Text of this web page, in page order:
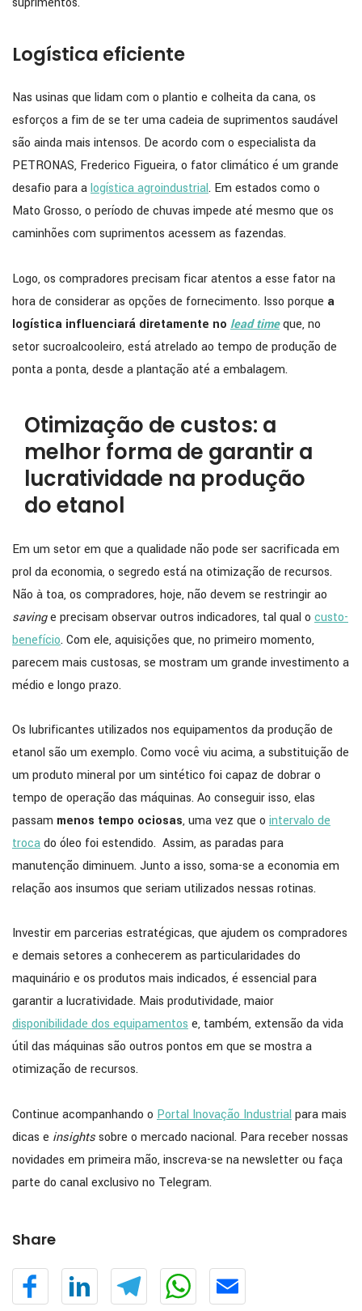
Logística eficiente
Nas usinas que lidam com o plantio e colheita da cana, os
esforços a fim de se ter uma cadeia de suprimentos saudável
são ainda mais intensos. De acordo com o especialista da
PETRONAS, Frederico Figueira, o fator climático é um grande
desafio para alogística agroindustrial. Em estados como o
Mato Grosso, o período de chuvas impede até mesmo que os
caminhões com suprimentos acessem as fazendas.
Logo, os compradores precisam ficar atentos a esse fator na
hora de considerar as opções de fornecimento. Isso porque a
logística influenciará diretamente no lead timeque, no
setor sucroalcooleiro, está atrelado ao tempo de produção de
ponta a ponta, desde a plantação até a embalagem.
Otimização de custos: a
melhor forma de garantir a
lucratividade na produção
do etanol
Em um setor em que a qualidade não pode ser sacrificada em
prol da economia, o segredo está na otimização de recursos.
Não à toa, os compradores, hoje, não devem se restringir ao
savinge precisam observar outros indicadores, tal qual o custo-
benefício. Com ele, aquisições que, no primeiro momento,
parecem mais custosas, se mostram um grande investimento a
médio e longo prazo.
Os lubrificantes utilizados nos equipamentos da produção de
etanol são um exemplo. Como você viu acima, a substituição de
um produto mineral por um sintético foi capaz de dobrar o
tempo de operação das máquinas. Ao conseguir isso, elas
passam menos tempo ociosas, uma vez que o intervalo de
trocado óleo foi estendido. Assim, as paradas para
manutenção diminuem. Junto a isso, soma-se a economia em
relação aos insumos que seriam utilizados nessas rotinas.
Investir em parcerias estratégicas, que ajudem os compradores
e demais setores a conhecerem as particularidades do
maquinário e os produtos mais indicados, é essencial para
garantir a lucratividade. Mais produtividade, maior
disponibilidade dos equipamentose, também, extensão da vida
útil das máquinas são outros pontos em que se mostra a
otimização de recursos.
Continue acompanhando o Portal Inovação Industrial para mais
dicas e insightssobre o mercado nacional. Para receber nossas
novidades em primeira mão, inscreva-se na newsletter ou faça
parte do canal exclusivo no Telegram.
Share